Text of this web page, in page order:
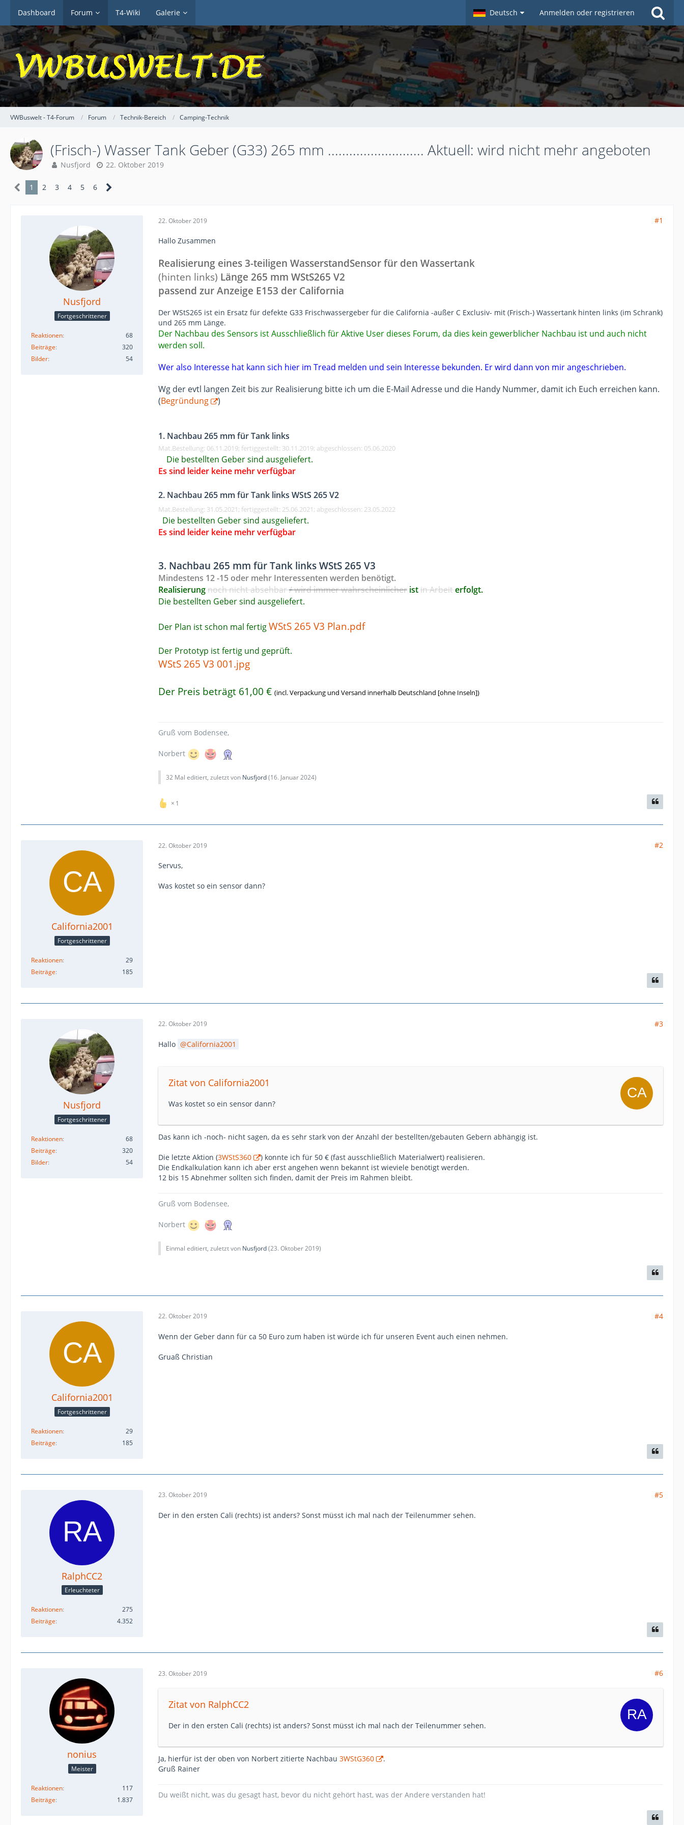
Dashboard Forum T4-Wiki Galerie Deutsch Anmelden oder registrieren
VWBuswelt - T4-Forum Forum Technik-Bereich Camping-Technik
(Frisch-) Wasser Tank Geber (G33) 265 mm ........................... Aktuell: wird nicht mehr angeboten
Nusfjord 22. Oktober 2019
1 2 3 4 5 6
Nusfjord
Fortgeschrittener
Reaktionen
68
Beiträge
320
Bilder
54
22. Oktober 2019 #1
Hallo Zusammen
Realisierung eines 3-teiligen WasserstandSensor für den Wassertank
(hinten links) Länge 265 mm WStS265 V2
passend zur Anzeige E153 der California
Der WStS265 ist ein Ersatz für defekte G33 Frischwassergeber für die California -außer C Exclusiv- mit (Frisch-) Wassertank hinten links (im Schrank)
und 265 mm Länge.
Der Nachbau des Sensors ist Ausschließlich für Aktive User dieses Forum, da dies kein gewerblicher Nachbau ist und auch nicht
werden soll.
Wer also Interesse hat kann sich hier im Tread melden und sein Interesse bekunden. Er wird dann von mir angeschrieben.
Wg der evtl langen Zeit bis zur Realisierung bitte ich um die E-Mail Adresse und die Handy Nummer, damit ich Euch erreichen kann.
(Begründung )
1. Nachbau 265 mm für Tank links
Mat.Bestellung: 06.11.2019; fertiggestellt: 30.11.2019; abgeschlossen: 05.06.2020
Die bestellten Geber sind ausgeliefert.
Es sind leider keine mehr verfügbar
2. Nachbau 265 mm für Tank links WStS 265 V2
Mat.Bestellung: 31.05.2021; fertiggestellt: 25.06.2021; abgeschlossen: 23.05.2022
Die bestellten Geber sind ausgeliefert.
Es sind leider keine mehr verfügbar
3. Nachbau 265 mm für Tank links WStS 265 V3
Mindestens 12 -15 oder mehr Interessenten werden benötigt.
Realisierungnoch nicht absehbar/wird immer wahrscheinlicher istin Arbeiterfolgt.
Die bestellten Geber sind ausgeliefert.
Der Plan ist schon mal fertigWStS 265 V3 Plan.pdf
Der Prototyp ist fertig und geprüft.
WStS 265 V3 001.jpg
Der Preis beträgt 61,00 € (incl. Verpackung und Versand innerhalb Deutschland [ohne Inseln])
Gruß vom Bodensee,
Norbert
32 Mal editiert, zuletzt von Nusfjord(16. Januar 2024)
1
California2001
Fortgeschrittener
Reaktionen
29
Beiträge
185
22. Oktober 2019 #2
Servus,
Was kostet so ein sensor dann?
Nusfjord
Fortgeschrittener
Reaktionen
68
Beiträge
320
Bilder
54
22. Oktober 2019 #3
Hallo California2001
Zitat von California2001
Was kostet so ein sensor dann?
Das kann ich -noch- nicht sagen, da es sehr stark von der Anzahl der bestellten/gebauten Gebern abhängig ist.
Die letzte Aktion (3WStS360
) konnte ich für 50 € (fast ausschließlich Materialwert) realisieren.
Die Endkalkulation kann ich aber erst angehen wenn bekannt ist wieviele benötigt werden.
12 bis 15 Abnehmer sollten sich finden, damit der Preis im Rahmen bleibt.
Gruß vom Bodensee,
Norbert
Einmal editiert, zuletzt von Nusfjord(23. Oktober 2019)
California2001
Fortgeschrittener
Reaktionen
29
Beiträge
185
22. Oktober 2019 #4
Wenn der Geber dann für ca 50 Euro zum haben ist würde ich für unseren Event auch einen nehmen.
Gruaß Christian
RalphCC2
Erleuchteter
Reaktionen
275
Beiträge
4.352
23. Oktober 2019 #5
Der in den ersten Cali (rechts) ist anders? Sonst müsst ich mal nach der Teilenummer sehen.
nonius
Meister
Reaktionen
117
Beiträge
1.837
23. Oktober 2019 #6
Zitat von RalphCC2
Der in den ersten Cali (rechts) ist anders? Sonst müsst ich mal nach der Teilenummer sehen.
Ja, hierfür ist der oben von Norbert zitierte Nachbau 3WStG360
.
Gruß Rainer
Du weißt nicht, was du gesagt hast, bevor du nicht gehört hast, was der Andere verstanden hat!